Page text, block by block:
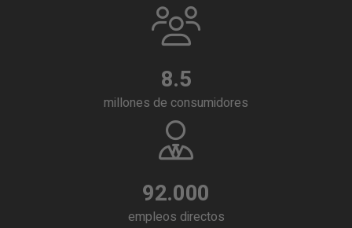
millones de consumidores
8.5
empleos directos
92.000